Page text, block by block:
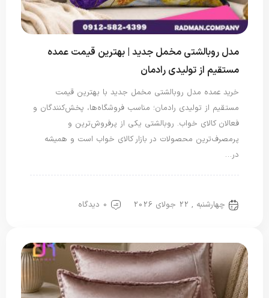
مدل روبالشتی مخمل جدید | بهترین قیمت عمده
مستقیم از تولیدی رادمان
خرید عمده مدل روبالشتی مخمل جدید با بهترین قیمت
مستقیم از تولیدی رادمان؛ مناسب فروشگاه‌ها، پخش‌کنندگان و
فعالان کالای خواب. روبالشتی یکی از پرفروش‌ترین و
پرمصرف‌ترین محصولات در بازار کالای خواب است و همیشه
در…
چهارشنبه , 22 جولای 2026 0 دیدگاه